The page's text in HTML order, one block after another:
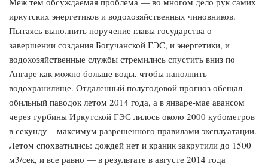
иркутских энергетиков и водохозяйственных чиновников.
Пытаясь выполнить поручение главы государства о
завершении создания Богучанской ГЭС, и энергетики, и
водохозяйственные службы стремились спустить вниз по
Ангаре как можно больше воды, чтобы наполнить
водохранилище. Отдаленный полугодовой прогноз обещал
обильный паводок летом 2014 года, а в январе-мае авансом
через турбины Иркутской ГЭС лилось около 2000 кубометров
в секунду – максимум разрешенного правилами эксплуатации.
Летом спохватились: дождей нет и краник закрутили до 1500
м3/сек, и все равно — в результате в августе 2014 года